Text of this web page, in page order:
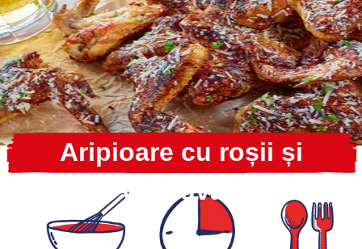
Aripioare cu roșii și
cașcaval